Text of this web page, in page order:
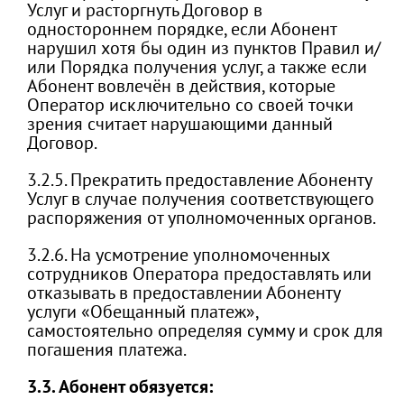
Услуг и расторгнуть Договор в
одностороннем порядке, если Абонент
нарушил хотя бы один из пунктов Правил и/
или Порядка получения услуг, а также если
Абонент вовлечён в действия, которые
Оператор исключительно со своей точки
зрения считает нарушающими данный
Договор.
3.2.5. Прекратить предоставление Абоненту
Услуг в случае получения соответствующего
распоряжения от уполномоченных органов.
3.2.6. На усмотрение уполномоченных
сотрудников Оператора предоставлять или
отказывать в предоставлении Абоненту
услуги «Обещанный платеж»,
самостоятельно определяя сумму и срок для
погашения платежа.
3.3. Абонент обязуется: